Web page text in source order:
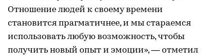
Отношение людей к своему времени
становится прагматичнее, и мы стараемся
использовать любую возможность, чтобы
получить новый опыт и эмоции», — отметил